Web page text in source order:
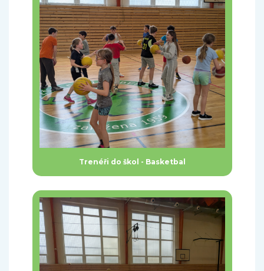
Trenéři do škol - Basketbal